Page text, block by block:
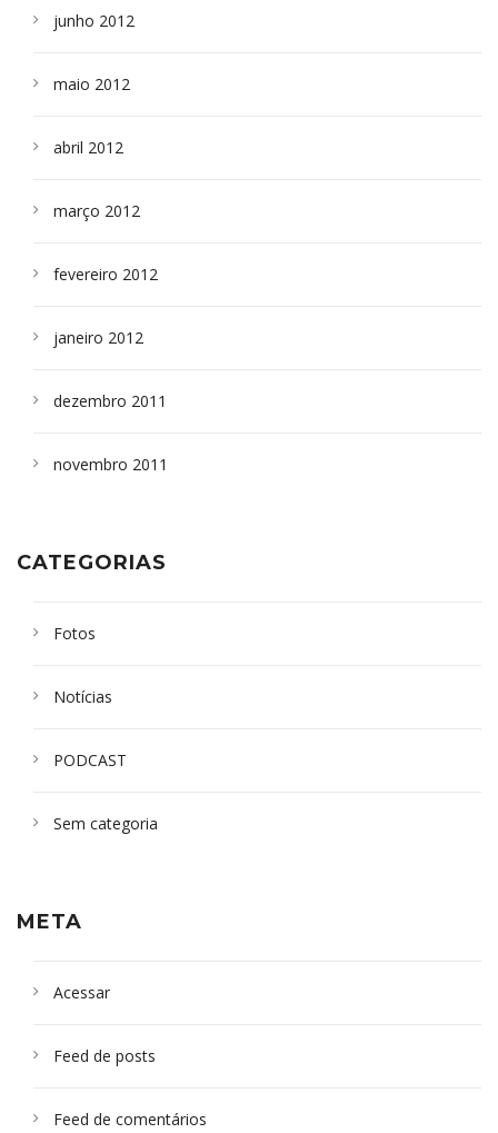
junho 2012
maio 2012
abril 2012
março 2012
fevereiro 2012
janeiro 2012
dezembro 2011
novembro 2011
CATEGORIAS
Fotos
Notícias
PODCAST
Sem categoria
META
Acessar
Feed de posts
Feed de comentários